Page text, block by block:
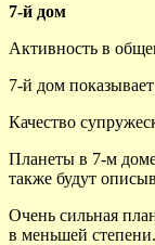
7-й дом
Активность в
7-й дом
Качество
Планеты в 7-м
также будут
Очень сильная
в меньшей степени.